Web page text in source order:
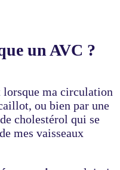
un AVC ?
lorsque ma circulation
ou bien par une
cholestérol qui se
mes vaisseaux